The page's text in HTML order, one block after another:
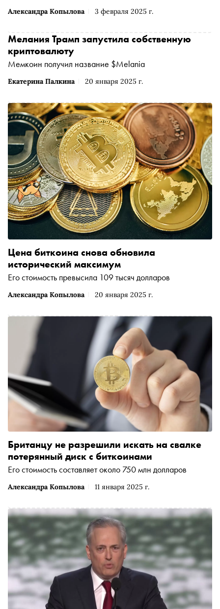
Александра Копылова 3 февраля 2025 г.
Екатерина Палкина 20 января 2025 г.
Мелания Трамп запустила собственную
криптовалюту
Мемкоин получил название $Melania
Александра Копылова 20 января 2025 г.
Цена биткоина снова обновила
исторический максимум
Его стоимость превысила 109 тысяч долларов
Александра Копылова 11 января 2025 г.
Британцу не разрешили искать на свалке
потерянный диск с биткоинами
Его стоимость составляет около 750 млн долларов